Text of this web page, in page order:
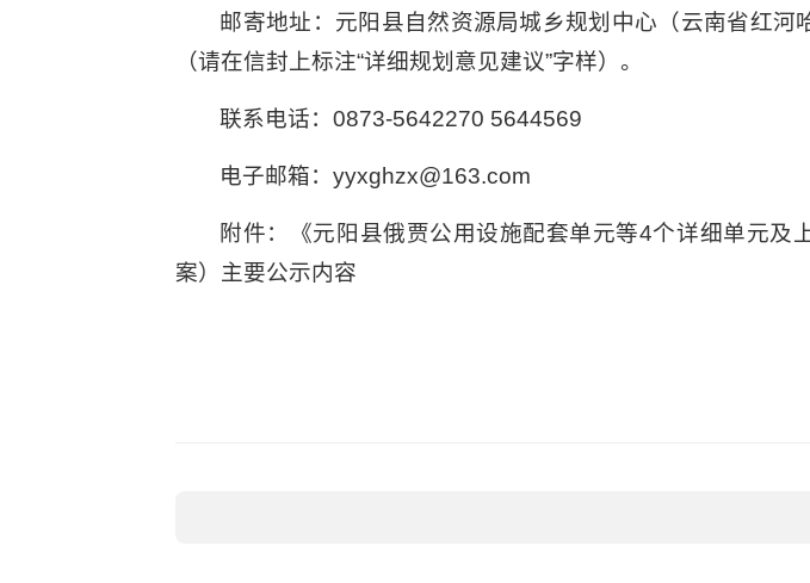
邮寄地址：元阳县自然资源局城乡规划中心（云南省红河
（请在信封上标注“详细规划意见建议”字样）。
联系电话：0873-5642270 5644569
电子邮箱：yyxghzx@163.com
附件：《元阳县俄贾公用设施配套单元等4个详细单元
案）主要公示内容